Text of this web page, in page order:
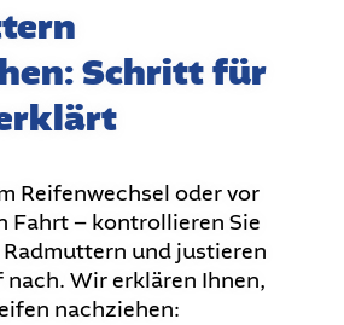
Schritt für
Reifenwechsel oder vor
Fahrt – kontrollieren Sie
und justieren
nach. Wir erklären Ihnen,
nachziehen: